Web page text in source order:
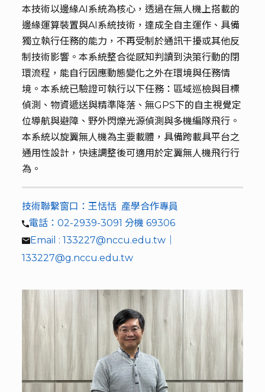
本技術以邊緣AI系統為核心，透過在無人機上搭載的
邊緣運算裝置與AI系統技術，達成全自主運作、具備
獨立執行任務的能力，不再受制於通訊干擾或其他反
制技術影響。本系統整合從感知判讀到決策行動的閉
環流程，能自行因應動態變化之外在環境與任務情
境。本系統已驗證可執行以下任務：區域巡檢與目標
偵測、物資遞送與精準降落、無GPS下的自主視覺定
位導航與避障、野外閃爍光源偵測與多機編隊飛行。
本系統以旋翼無人機為主要載體，具備跨載具平台之
通用性設計，快速調整後可適用於定翼無人機飛行行
為。
技術聯繫窗口：王恬恬 產學合作專員
電話：02-2939-3091 分機 69306
Email : 133227@nccu.edu.tw｜
133227@g.nccu.edu.tw